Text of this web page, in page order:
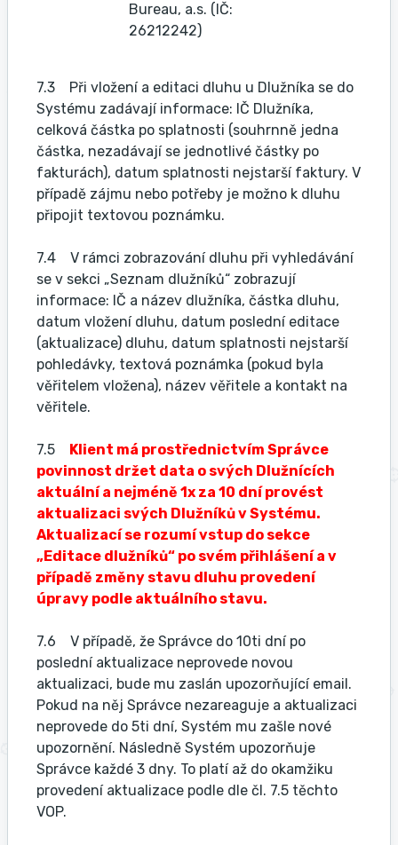
Bureau, a.s. (IČ:
26212242)
7.3 Při vložení a editaci dluhu u Dlužníka se do
Systému zadávají informace: IČ Dlužníka,
celková částka po splatnosti (souhrnně jedna
částka, nezadávají se jednotlivé částky po
fakturách), datum splatnosti nejstarší faktury. V
případě zájmu nebo potřeby je možno k dluhu
připojit textovou poznámku.
7.4 V rámci zobrazování dluhu při vyhledávání
se v sekci „Seznam dlužníků“ zobrazují
informace: IČ a název dlužníka, částka dluhu,
datum vložení dluhu, datum poslední editace
(aktualizace) dluhu, datum splatnosti nejstarší
pohledávky, textová poznámka (pokud byla
věřitelem vložena), název věřitele a kontakt na
věřitele.
7.5 Klient má prostřednictvím Správce
povinnost držet data o svých Dlužnících
aktuální a nejméně 1x za 10 dní provést
aktualizaci svých Dlužníků v Systému.
Aktualizací se rozumí vstup do sekce
„Editace dlužníků“ po svém přihlášení a v
případě změny stavu dluhu provedení
úpravy podle aktuálního stavu.
7.6 V případě, že Správce do 10ti dní po
poslední aktualizace neprovede novou
aktualizaci, bude mu zaslán upozorňující email.
Pokud na něj Správce nezareaguje a aktualizaci
neprovede do 5ti dní, Systém mu zašle nové
upozornění. Následně Systém upozorňuje
Správce každé 3 dny. To platí až do okamžiku
provedení aktualizace podle dle čl. 7.5 těchto
VOP.